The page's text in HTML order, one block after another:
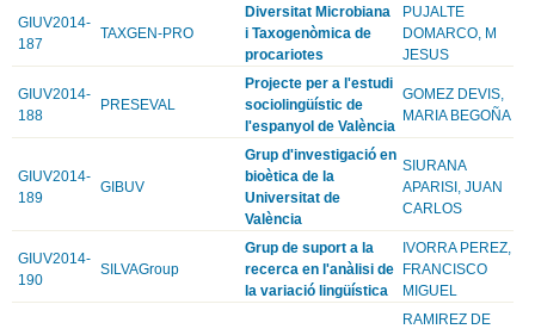
GIUV2014-
187
TAXGEN-PRO
Diversitat Microbiana
i Taxogenòmica de
procariotes
PUJALTE
DOMARCO, M
JESUS
GIUV2014-
188
PRESEVAL
Projecte per a l'estudi
sociolingüístic de
l'espanyol de València
GOMEZ DEVIS,
MARIA BEGOÑA
GIUV2014-
189
GIBUV
Grup d'investigació en
bioètica de la
Universitat de
València
SIURANA
APARISI, JUAN
CARLOS
GIUV2014-
190
SILVAGroup
Grup de suport a la
recerca en l'anàlisi de
la variació lingüística
IVORRA PEREZ,
FRANCISCO
MIGUEL
RAMIREZ DE